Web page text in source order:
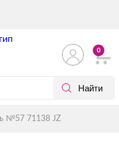
0
№57 71138 JZ